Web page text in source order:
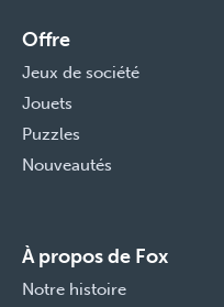
Offre
Jeux de société
Jouets
Puzzles
Nouveautés
À propos de Fox
Notre histoire